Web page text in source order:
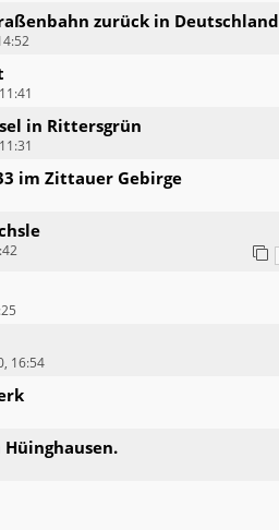
zurück in Deutschland
in Rittersgrün
im Zittauer Gebirge
16:54